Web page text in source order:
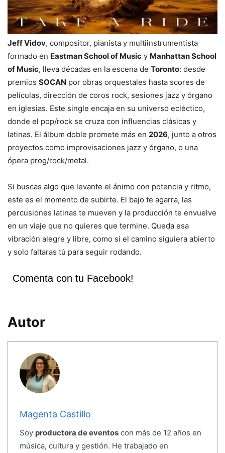
Jeff Vidov, compositor, pianista y multiinstrumentista
formado en Eastman School of Music y Manhattan School
of Music, lleva décadas en la escena de Toronto: desde
premios SOCAN por obras orquestales hasta scores de
películas, dirección de coros rock, sesiones jazz y órgano
en iglesias. Este single encaja en su universo ecléctico,
donde el pop/rock se cruza con influencias clásicas y
latinas. El álbum doble promete más en 2026, junto a otros
proyectos como improvisaciones jazz y órgano, o una
ópera prog/rock/metal.
Si buscas algo que levante el ánimo con potencia y ritmo,
este es el momento de subirte. El bajo te agarra, las
percusiones latinas te mueven y la producción te envuelve
en un viaje que no quieres que termine. Queda esa
vibración alegre y libre, como si el camino siguiera abierto
y solo faltaras tú para seguir rodando.
Comenta con tu Facebook!
Autor
Magenta Castillo
Soy productora de eventoscon más de 12 años en
música, cultura y gestión. He trabajado en